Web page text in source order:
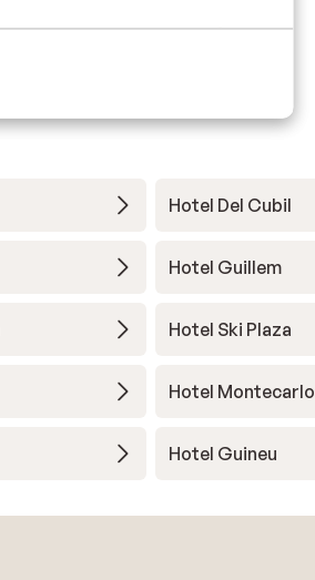
Hotel Del Cubil
Hotel Guillem
Hotel Ski Plaza
Hotel Montecarlo
Hotel Guineu